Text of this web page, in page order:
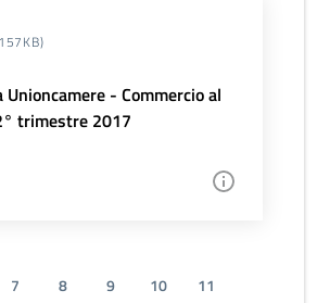
- Commercio al
trimestre 2017
7 8 9 10
11